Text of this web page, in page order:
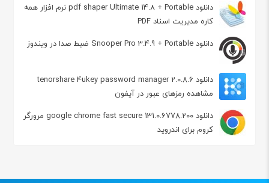
دانلود pdf shaper Ultimate 14.8 + Portable نرم افزار همه
کاره مدیریت اسناد PDF
دانلود Snooper Pro 3.4.9 + Portable ضبط صدا در ویندوز
دانلود tenorshare 4ukey password manager 2.0.8.6
مشاهده رمزهای عبور در آیفون
دانلود google chrome fast secure 131.0.6778.200 مرورگر
کروم برای اندروید